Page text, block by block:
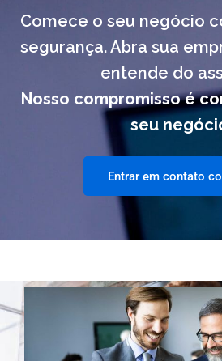
Comece o seu negócio
segurança. Abra sua
entende do
Nosso compromisso é
seu
Entrar em contato